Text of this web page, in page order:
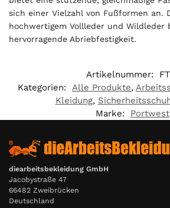
sich einer Vielzahl von Fußformen an.
hochwertigem Vollleder und Wildleder
hervorragende Abriebfestigkeit.
Artikelnummer:
Kategorien: Alle Produkte,
Kleidung,
Marke:
Portwest
diearbeitsbekleidung GmbH
Jacobystraße 47
66482 Zweibrücken
Deutschland